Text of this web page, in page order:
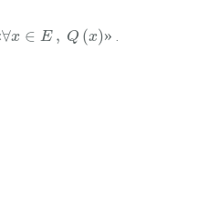
∀x ∈ E , Q (x)»
∀ E, x»